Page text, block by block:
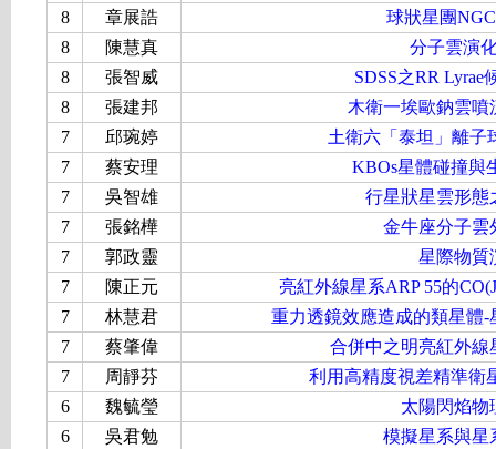
8 章展誥
球狀星團
8
陳慧真
分子雲演
8
張智威
SDSS之RR
8
張建邦
木衛一埃歐鈉雲
7
邱琬婷
土衛六「泰坦」離子
7
蔡安理
KBOs星體碰撞與
7
吳智雄
行星狀星雲形態
7
張銘樺
金牛座分子雲
7
郭政靈
星際物質
7
陳正元
亮紅外線星系ARP 55的
7
林慧君
重力透鏡效應造成的類星體
7
蔡肇偉
合併中之明亮紅外線
7
周靜芬
利用高精度視差精準衛
6
魏毓瑩
太陽閃焰物
6
吳君勉
模擬星系與星